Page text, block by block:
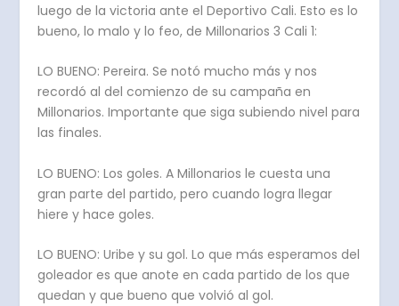
luego de la victoria ante el Deportivo Cali. Esto es lo
bueno, lo malo y lo feo, de Millonarios 3 Cali 1:
LO BUENO: Pereira. Se notó mucho más y nos
recordó al del comienzo de su campaña en
Millonarios. Importante que siga subiendo nivel para
las finales.
LO BUENO: Los goles. A Millonarios le cuesta una
gran parte del partido, pero cuando logra llegar
hiere y hace goles.
LO BUENO: Uribe y su gol. Lo que más esperamos del
goleador es que anote en cada partido de los que
quedan y que bueno que volvió al gol.